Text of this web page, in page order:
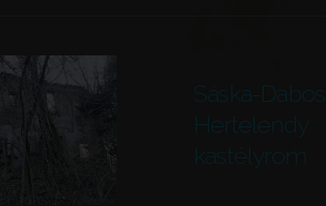
Sáska-
Hertelendy
kastélyrom